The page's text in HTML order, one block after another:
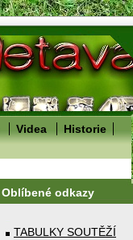
Videa
Historie
Oblíbené odkazy
TABULKY SOUTĚŽÍ